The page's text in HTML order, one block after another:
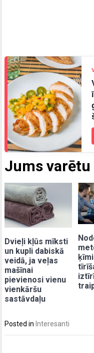
Jums
Dvieļi kļūs mīksti
un kupli dabiskā
veidā, ja veļas
mašīnai
pievienosi vienu
vienkāršu
sastāvdaļu
Posted in Interesanti